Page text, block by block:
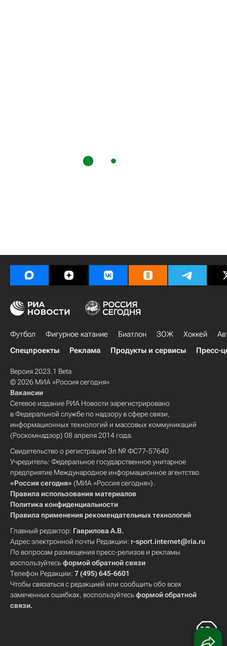
Футбол Фигурное катание Биатлон ЗОЖ Хоккей
Спецпроекты
Реклама Продукты и сервисы Пресс-
Версия 2023.1 Beta
© 2026 МИА «Россия сегодня»
Вакансии
Сетевое издание РИА Новости зарегистрировано
в Федеральной службе по надзору в сфере связи,
информационных технологий и массовых коммуникаций
(Роскомнадзор) 08 апреля 2014 года.
Свидетельство о регистрации Эл № ФС77-57640
Учредитель: Федеральное государственное унитарное
предприятие Международное информационное агентство
«Россия сегодня» (МИА «Россия сегодня»).
Правила использования материалов
Политика конфиденциальности
Правила применения рекомендательных технологий
Главный редактор: Гаврилова А.В.
Адрес электронной почты Редакции: r-sport.internet@ria.ru
По вопросам размещения пресс-релизов и рекламы
воспользуйтесьформой обратной связи
Телефон Редакции: 7 (495) 645-6601
Чтобы связаться с редакцией или сообщить обо всех
замеченных ошибках, воспользуйтесьформой обратной
связи.